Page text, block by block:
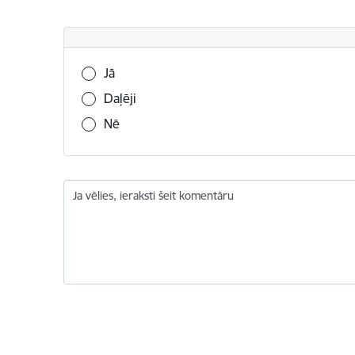
Vai šī informācija bija noderīga?
Jā
Daļēji
Nē
Ja vēlies, ieraksti šeit komentāru